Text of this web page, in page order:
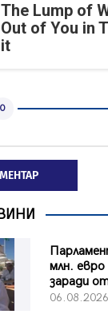
The Lump of
Out of You in
it
0
млн. евро
заради